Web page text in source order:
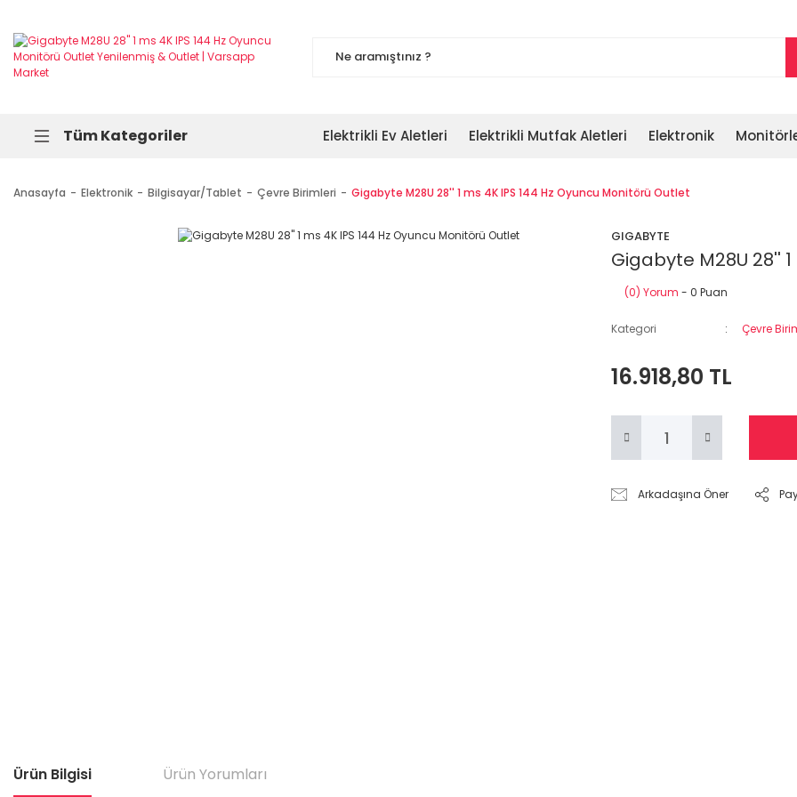
Tüm Kategoriler Elektrikli Ev Aletleri Elektrikli Mutfak Aletleri Elektronik
Anasayfa Elektronik Bilgisayar/Tablet Çevre Birimleri Gigabyte M28U 28'' 1 ms 4K IPS 144 Hz Oyuncu Monitörü Outlet
GIGABYTE
Gigabyte M28U 28''
(0) Yorum - 0 Puan
Kategori Çevre
16.918,80 TL
Arkadaşına Öner
Ürün Bilgisi Ürün Yorumları